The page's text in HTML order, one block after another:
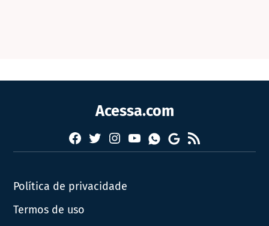
Acessa.com
Facebook
TwitterInstagram
YouTubeWhatsapp
Google
News
RSS
Política de privacidade
Termos de uso